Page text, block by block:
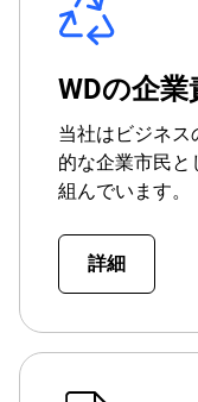
WDの企業
当社はビジネ
的な企業市民と
組んでいます。
詳細